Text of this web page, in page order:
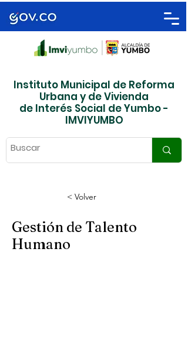
Instituto Municipal de Reforma
Urbana y de Vivienda
de Interés Social de Yumbo -
IMVIYUMBO
< Volver
Gestión de Talento
Humano